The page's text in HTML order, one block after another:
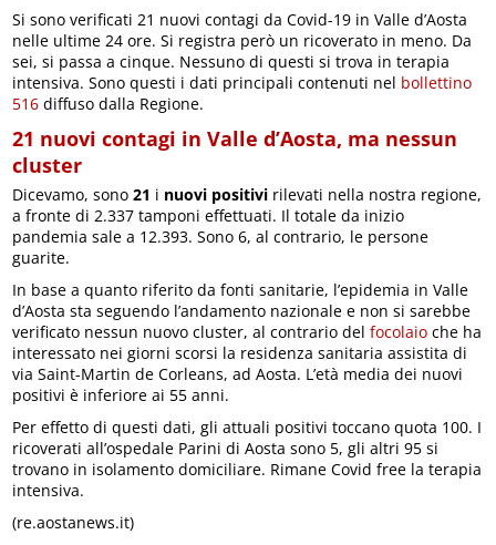
Si sono verificati 21 nuovi contagi da Covid-19 in Valle d’Aosta
nelle ultime 24 ore. Si registra però un ricoverato in meno. Da
sei, si passa a cinque. Nessuno di questi si trova in terapia
intensiva. Sono questi i dati principali contenuti nel bollettino
516 diffuso dalla Regione.
21 nuovi contagi in Valle d’Aosta, ma nessun
cluster
Dicevamo, sono21 i nuovi positivi rilevati nella nostra regione,
a fronte di 2.337 tamponi effettuati. Il totale da inizio
pandemia sale a 12.393. Sono 6, al contrario, le persone
guarite.
In base a quanto riferito da fonti sanitarie, l’epidemia in Valle
d’Aosta sta seguendo l’andamento nazionale e non si sarebbe
verificato nessun nuovo cluster, al contrario delfocolaio che ha
interessato nei giorni scorsi la residenza sanitaria assistita di
via Saint-Martin de Corleans, ad Aosta. L’età media dei nuovi
positivi è inferiore ai 55 anni.
Per effetto di questi dati, gli attuali positivi toccano quota 100. I
ricoverati all’ospedale Parini di Aosta sono 5, gli altri 95 si
trovano in isolamento domiciliare. Rimane Covid free la terapia
intensiva.
(re.aostanews.it)